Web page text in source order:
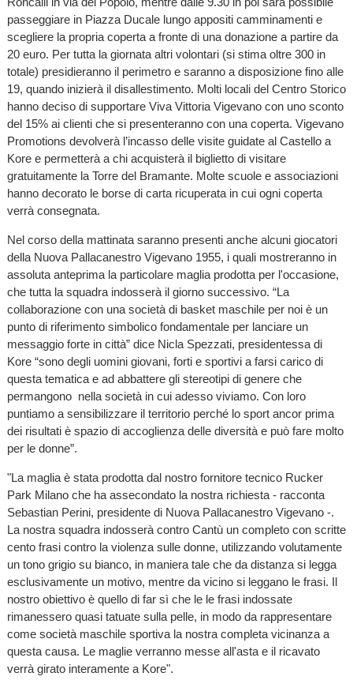
passeggiare in Piazza Ducale lungo appositi camminamenti e
scegliere la propria coperta a fronte di una donazione a partire da
20 euro. Per tutta la giornata altri volontari (si stima oltre 300 in
totale) presidieranno il perimetro e saranno a disposizione fino alle
19, quando inizierà il disallestimento. Molti locali del Centro Storico
hanno deciso di supportare Viva Vittoria Vigevano con uno sconto
del 15% ai clienti che si presenteranno con una coperta. Vigevano
Promotions devolverà l’incasso delle visite guidate al Castello a
Kore e permetterà a chi acquisterà il biglietto di visitare
gratuitamente la Torre del Bramante. Molte scuole e associazioni
hanno decorato le borse di carta ricuperata in cui ogni coperta
verrà consegnata.
Nel corso della mattinata saranno presenti anche alcuni giocatori
della Nuova Pallacanestro Vigevano 1955, i quali mostreranno in
assoluta anteprima la particolare maglia prodotta per l'occasione,
che tutta la squadra indosserà il giorno successivo. “La
collaborazione con una società di basket maschile per noi è un
punto di riferimento simbolico fondamentale per lanciare un
messaggio forte in città” dice Nicla Spezzati, presidentessa di
Kore “sono degli uomini giovani, forti e sportivi a farsi carico di
questa tematica e ad abbattere gli stereotipi di genere che
permangono nella società in cui adesso viviamo. Con loro
puntiamo a sensibilizzare il territorio perché lo sport ancor prima
dei risultati è spazio di accoglienza delle diversità e può fare molto
per le donne”.
"La maglia è stata prodotta dal nostro fornitore tecnico Rucker
Park Milano che ha assecondato la nostra richiesta - racconta
Sebastian Perini, presidente di Nuova Pallacanestro Vigevano -.
La nostra squadra indosserà contro Cantù un completo con scritte
cento frasi contro la violenza sulle donne, utilizzando volutamente
un tono grigio su bianco, in maniera tale che da distanza si legga
esclusivamente un motivo, mentre da vicino si leggano le frasi. Il
nostro obiettivo è quello di far sì che le le frasi indossate
rimanessero quasi tatuate sulla pelle, in modo da rappresentare
come società maschile sportiva la nostra completa vicinanza a
questa causa. Le maglie verranno messe all'asta e il ricavato
verrà girato interamente a Kore".